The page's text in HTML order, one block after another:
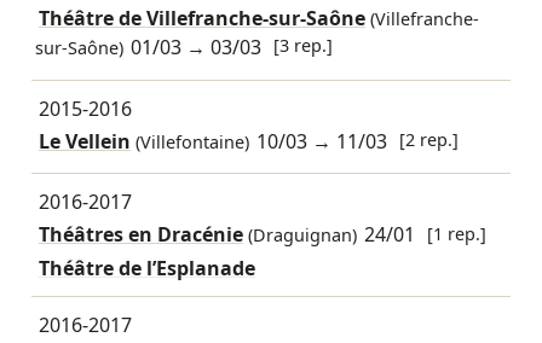
Théâtre de Villefranche-sur-Saône(Villefranche-
sur-Saône) 01/03 →03/03 [3 rep.]
2015-2016
Le Vellein (Villefontaine) 10/03 → 11/03 [2 rep.]
2016-2017
Théâtres en Dracénie(Draguignan) 24/01 [1 rep.]
Théâtre de l’Esplanade
2016-2017